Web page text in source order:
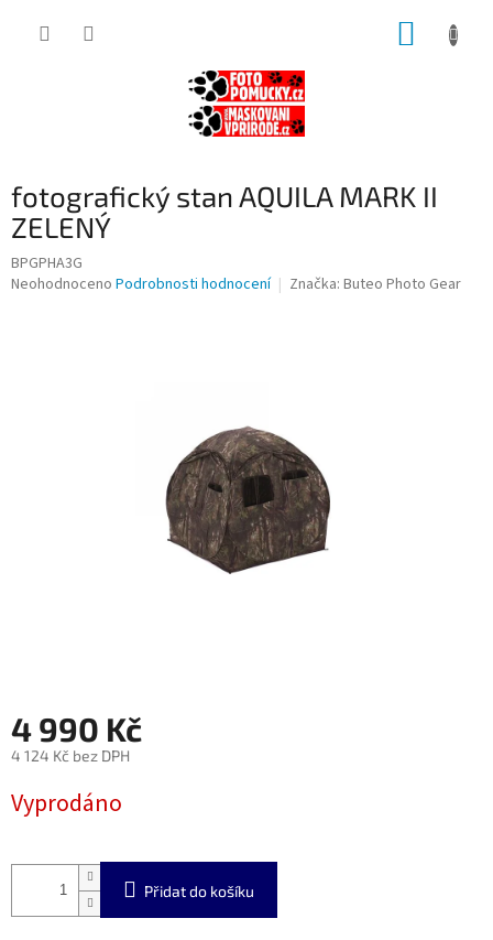
fotografický stan AQUILA MARK II
ZELENÝ
BPGPHA3G
Průměrné
Neohodnoceno Podrobnosti hodnocení Značka: Buteo Photo Gear
4 990 Kč
4 124 Kč bez DPH
cena:
Vyprodáno
Přidat do košíku